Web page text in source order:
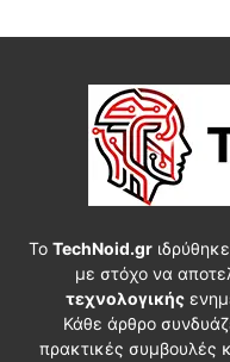
Το TechNoid.gr
με στόχο να
τεχνολογικής
Κάθε άρθρο
πρακτικές συμβουλές